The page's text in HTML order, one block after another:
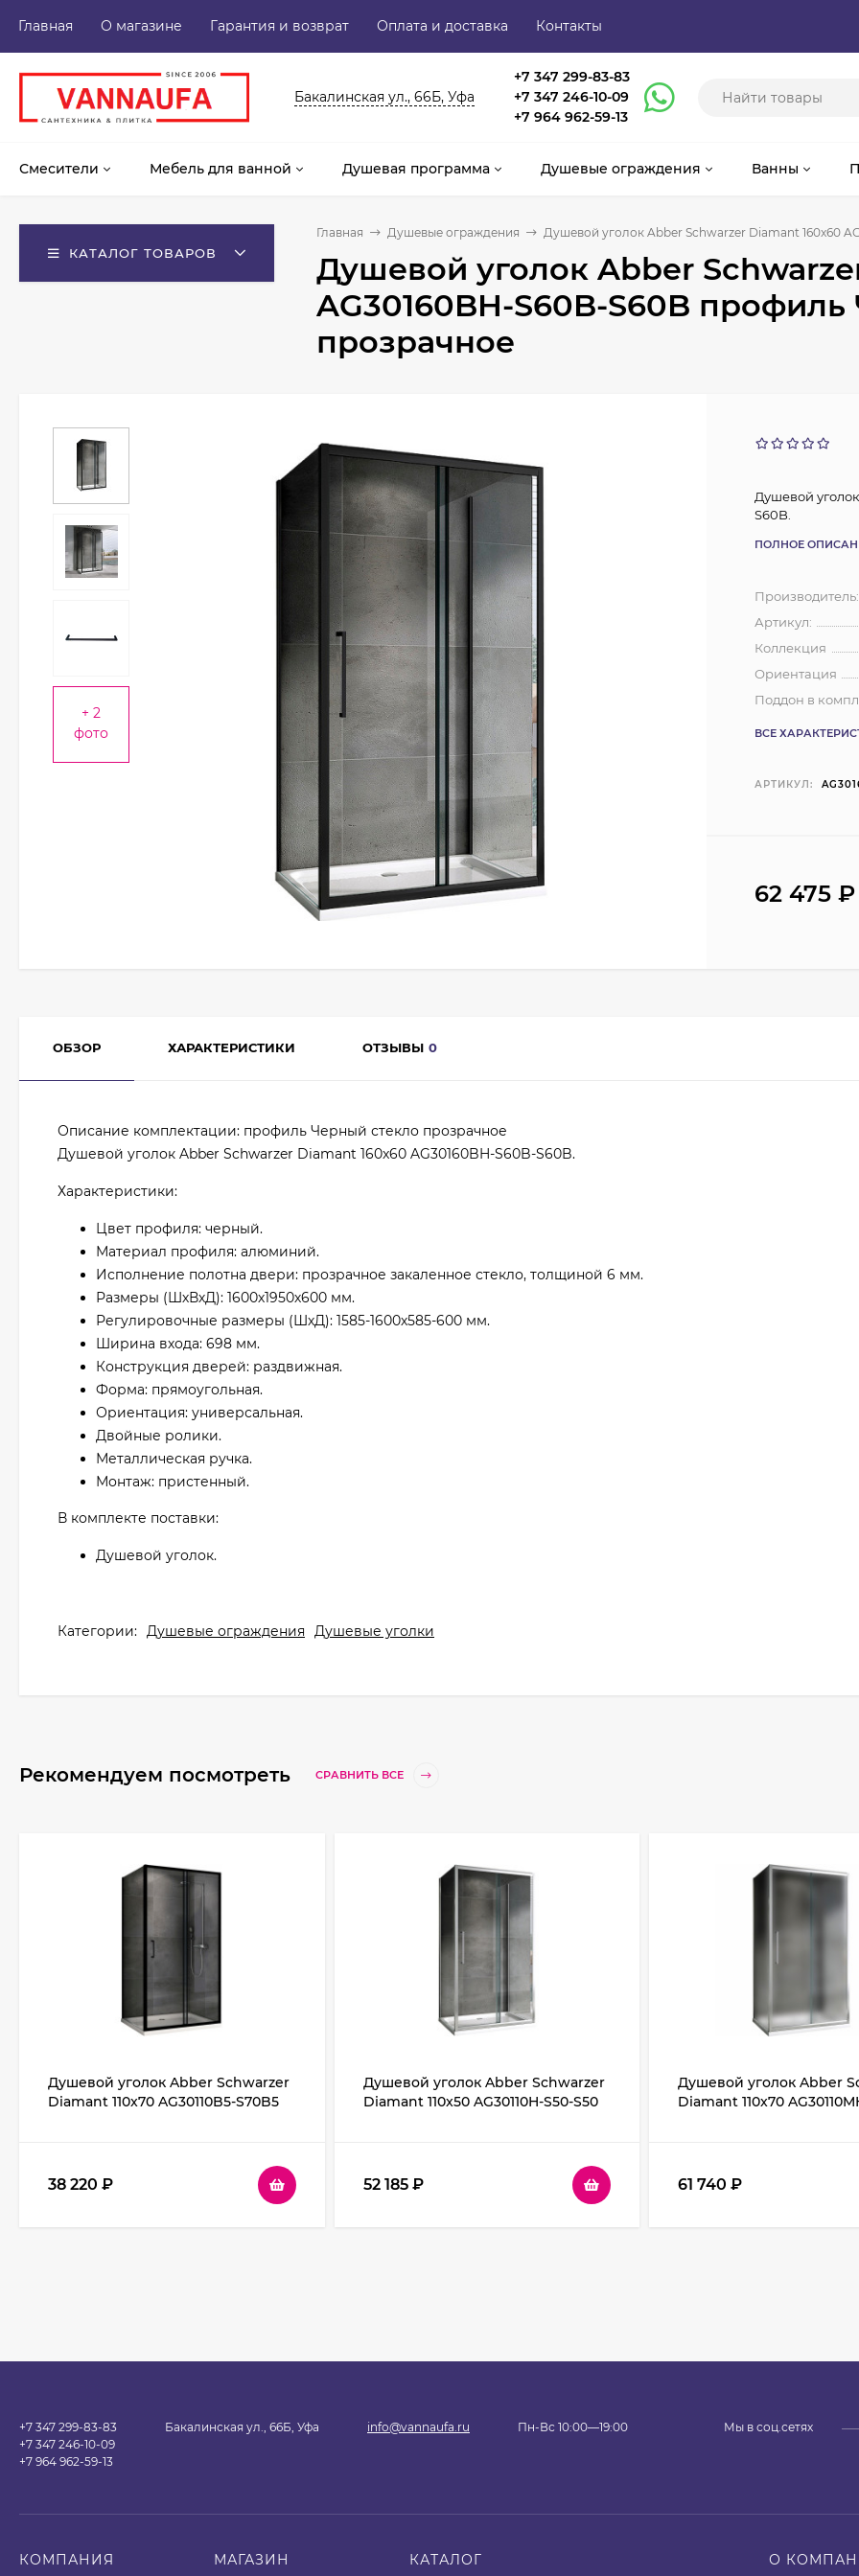
Главная О магазине Гарантия и возврат Оплата и доставка Контакты
Бакалинская ул., 66Б, Уфа
+7 347 299-83-83
+7 347 246-10-09
+7 964 962-59-13
Смесители Мебель для ванной Душевая программа Душевые ограждения Ванны
КАТАЛОГ ТОВАРОВ
Главная Душевые ограждения Душевой уголок Abber Schwarzer Diamant 160x60
Душевой уголок Abber
AG30160BH-S60B-S60B
прозрачное
+ 2
фото
Душевой
S60B.
ПОЛНОЕ
Производитель:
Артикул:
Коллекция
Ориентация
Поддон в
ВСЕ
АРТИКУЛ:
62 475₽
ОБЗОР ХАРАКТЕРИСТИКИ ОТЗЫВЫ 0
Описание комплектации: профиль Черный стекло прозрачное
Душевой уголок Abber Schwarzer Diamant 160x60 AG30160BH-S60B-S60B.
Характеристики:
Цвет профиля: черный.
Материал профиля: алюминий.
Исполнение полотна двери: прозрачное закаленное стекло, толщиной 6 мм.
Размеры (ШхВхД): 1600х1950х600 мм.
Регулировочные размеры (ШхД): 1585-1600х585-600 мм.
Ширина входа: 698 мм.
Конструкция дверей: раздвижная.
Форма: прямоугольная.
Ориентация: универсальная.
Двойные ролики.
Металлическая ручка.
Монтаж: пристенный.
В комплекте поставки:
Душевой уголок.
Категории: Душевые ограждения Душевые уголки
Рекомендуем посмотреть СРАВНИТЬ ВСЕ
Душевой уголок Abber Schwarzer
Diamant 110x70 AG30110B5-S70B5
38 220 ₽
Душевой уголок Abber Schwarzer
Diamant 110x50 AG30110H-S50-S50
52 185 ₽
Душевой уголок Abber
Diamant 110x70
61 740 ₽
+7 347 299-83-83
+7 347 246-10-09
+7 964 962-59-13
Бакалинская ул., 66Б, Уфа info@vannaufa.ru Пн-Вс 10:00—19:00 Мы в соц.сетях
КОМПАНИЯ МАГАЗИН КАТАЛОГ О